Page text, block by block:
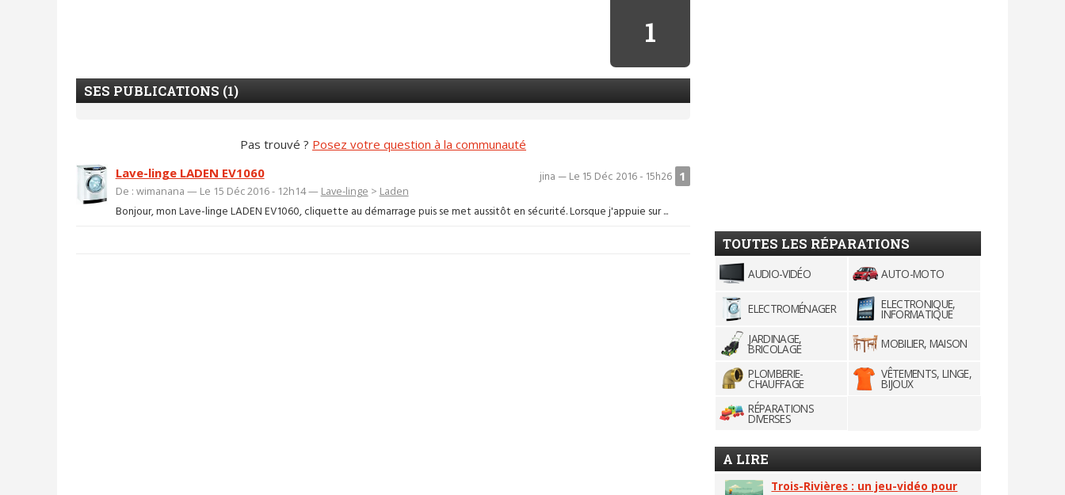
1
SES PUBLICATIONS (1)
Pas trouvé ? Posez votre question à la communauté
1
jina — Le 15 Déc 2016 - 15h26
Lave-linge LADEN EV1060
De : wimanana — Le 15 Déc 2016 - 12h14 — Lave-linge > Laden
Bonjour, mon Lave-linge LADEN EV1060, cliquette au démarrage puis se met aussitôt en sécurité. Lorsque j'appuie sur ...
TOUTES LES RÉPARATIONS
AUDIO-VIDÉO AUTO-MOTO
ELECTROMÉNAGER ELECTRONIQUE,
INFORMATIQUE
JARDINAGE,
BRICOLAGE
MOBILIER, MAISON
PLOMBERIE-
CHAUFFAGE
VÊTEMENTS, LINGE,
BIJOUX
RÉPARATIONS
DIVERSES
A LIRE
Trois-Rivières : un jeu-vidéo pour